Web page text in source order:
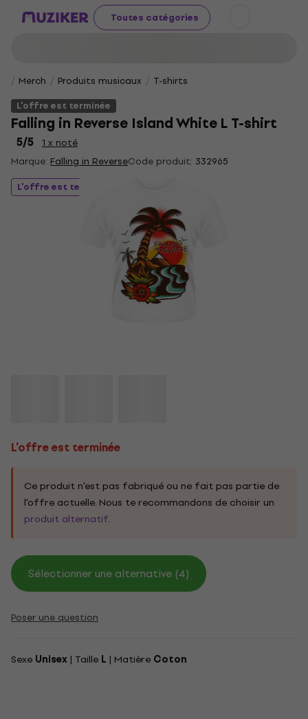
Toutes catégories
Merch Produits musicaux
T-shirts
L'offre est terminée
Falling in Reverse Island White L T-shirt
5/5
1 x noté
Marque: Falling in ReverseCode produit: 332965
L'offre est terminée
L'offre est terminée
Ce produit n'est pas fabriqué ou ne fait pas partie de
l'offre actuelle. Nous te recommandons de choisir un
produit alternatif.
Sélectionner une alternative (4)
Poser une question
Sexe Unisex | Taille L | Matière Coton